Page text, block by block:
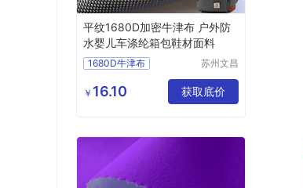
平纹1680D加密牛津布 户外防
水婴儿车涤纶箱包鞋材面料
1680D牛津布
箱包面料
鞋材面料
苏州文昌
有限公司
￥ 16.10 获取底价